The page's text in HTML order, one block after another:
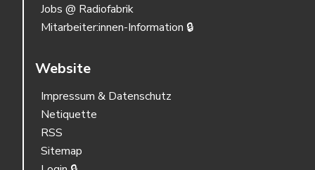
Jobs @ Radiofabrik
Mitarbeiter:innen-Information 🔒
Website
Impressum & Datenschutz
Netiquette
RSS
Sitemap